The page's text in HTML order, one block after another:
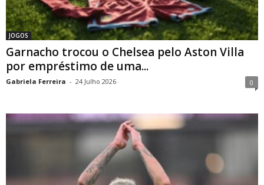
JOGOS
Garnacho trocou o Chelsea pelo Aston Villa
por empréstimo de uma...
Gabriela Ferreira - 24 Julho 2026 0